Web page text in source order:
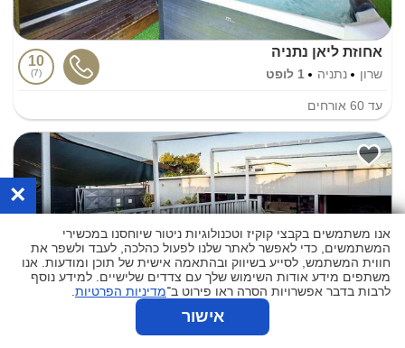
אחוזת ליאן נתניה
שרון נתניה 1 לופט
10
7
עד 60 אורחים
×
אנו משתמשים בקבצי קוקיז וטכנולוגיות ניטור שיוחסנו במכשירי
המשתמשים, כדי לאפשר לאתר שלנו לפעול כהלכה, לעבד ולשפר את
חווית המשתמש, לסייע בשיווק ובהתאמה אישית של תוכן ומודעות. אנו
משתפים מידע אודות השימוש שלך עם צדדים שלישיים. למידע נוסף
לרבות בדבר אפשרויות הסרה ראו פירוט ב־מדיניות הפרטיות
אישור